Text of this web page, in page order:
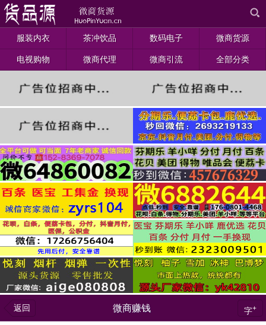
服装内衣 茶冲饮品 数码电子 微商货源
电视购物 微商代理 微商引流 全部分类
返回 微商赚钱 字+